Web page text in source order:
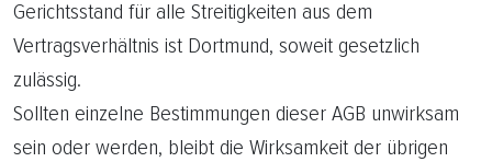
Gerichtsstand für alle Streitigkeiten aus dem
Vertragsverhältnis ist Dortmund, soweit gesetzlich
zulässig.
Sollten einzelne Bestimmungen dieser AGB unwirksam
sein oder werden, bleibt die Wirksamkeit der übrigen